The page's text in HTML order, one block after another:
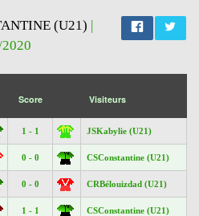
(U21) |
Score Visiteurs
1 - 1 JSKabylie (U21)
0 - 0 CSConstantine (U21)
0 - 0 CRBélouizdad (U21)
1 - 1 CSConstantine (U21)